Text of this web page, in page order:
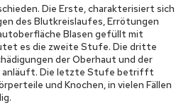
Die Erste, charakterisiert sich
des Blutkreislaufes, Errötungen
Blasen gefüllt mit
es die zweite Stufe. Die dritte
der Oberhaut und der
anläuft. Die letzte Stufe betrifft
und Knochen, in vielen Fällen